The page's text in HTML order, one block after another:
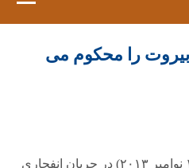
بیروت را محکوم می
روز سه شنبه ۲۸ آبان ماه (۱۹ نوامبر ۲۰۱۳) در جریان انفجاری